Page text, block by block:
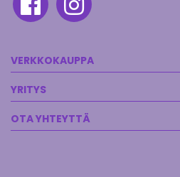
VERKKOKAUPPA
YRITYS
OTA YHTEYTTÄ